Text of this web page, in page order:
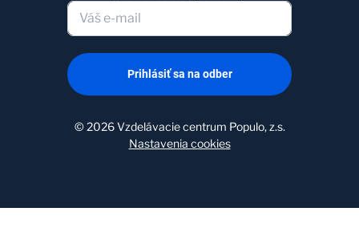
Prihlásiť sa na odber
©2026 Vzdelávacie centrum Populo, z.s.
Nastavenia cookies